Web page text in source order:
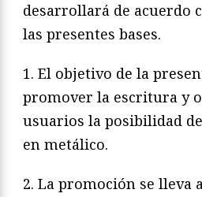
desarrollará de acuerdo
las presentes bases.
1. El objetivo de la
promover la escritura y
usuarios la posibilidad
en metálico.
2. La promoción se lleva